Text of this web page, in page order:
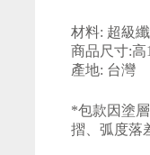
材料: 超級
商品尺寸:高
產地: 台灣
*包款因塗
摺、弧度落